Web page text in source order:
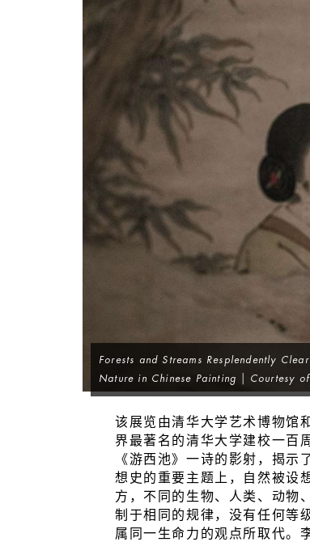
Forests and Streams Resplendently
Nature in Chinese Painting
| Courtesy of
该展览由清华大学艺术博物馆
界最著名的清华大学建校一百
《游西池》一诗的影射，揭示
想史的重要主题上，自然被设
方，不同的生物、人类、动物
制于相同的规律，没有任何等
属同一生命力的观点所取代。